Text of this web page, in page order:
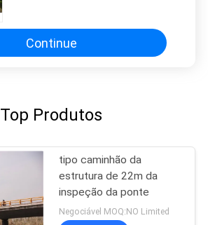
Continue
Top Produtos
tipo caminhão da
estrutura de 22m da
inspeção da ponte
Negociável MOQ:NO Limited